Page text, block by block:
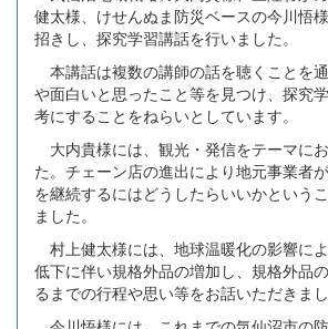
健太様、けせんぬま防災ベースの今川悟
招きし、探究学習講話を行いました。
本講話は複数の講師の話を聴くことを
や面白いと思ったこと等を見つけ、探究
考にすることをねらいとしています。
大内貴様には、観光・発信をテーマに
た。チェーン店の進出により地元事業者
を継続するにはどうしたらいいかという
ました。
村上健太様には、地球温暖化の影響に
低下に伴い規格外品の増加し、規格外品
るまでの行程や思い等をお話いただきまし